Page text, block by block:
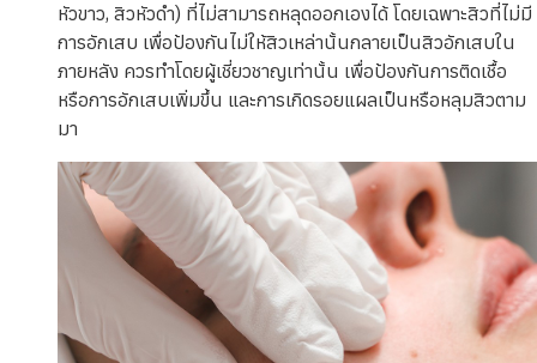
หัวขาว, สิวหัวดำ) ที่ไม่สามารถหลุดออกเองได้ โดยเฉพาะสิวที่ไม่มี
การอักเสบ เพื่อป้องกันไม่ให้สิวเหล่านั้นกลายเป็นสิวอักเสบใน
ภายหลัง ควรทำโดยผู้เชี่ยวชาญเท่านั้น เพื่อป้องกันการติดเชื้อ
หรือการอักเสบเพิ่มขึ้น และการเกิดรอยแผลเป็นหรือหลุมสิวตาม
มา